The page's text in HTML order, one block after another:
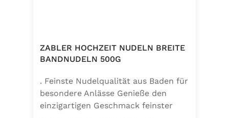
ZABLER HOCHZEIT NUDELN BREITE
BANDNUDELN 500G
. Feinste Nudelqualität aus Baden für
besondere Anlässe Genieße den
einzigartigen Geschmack feinster